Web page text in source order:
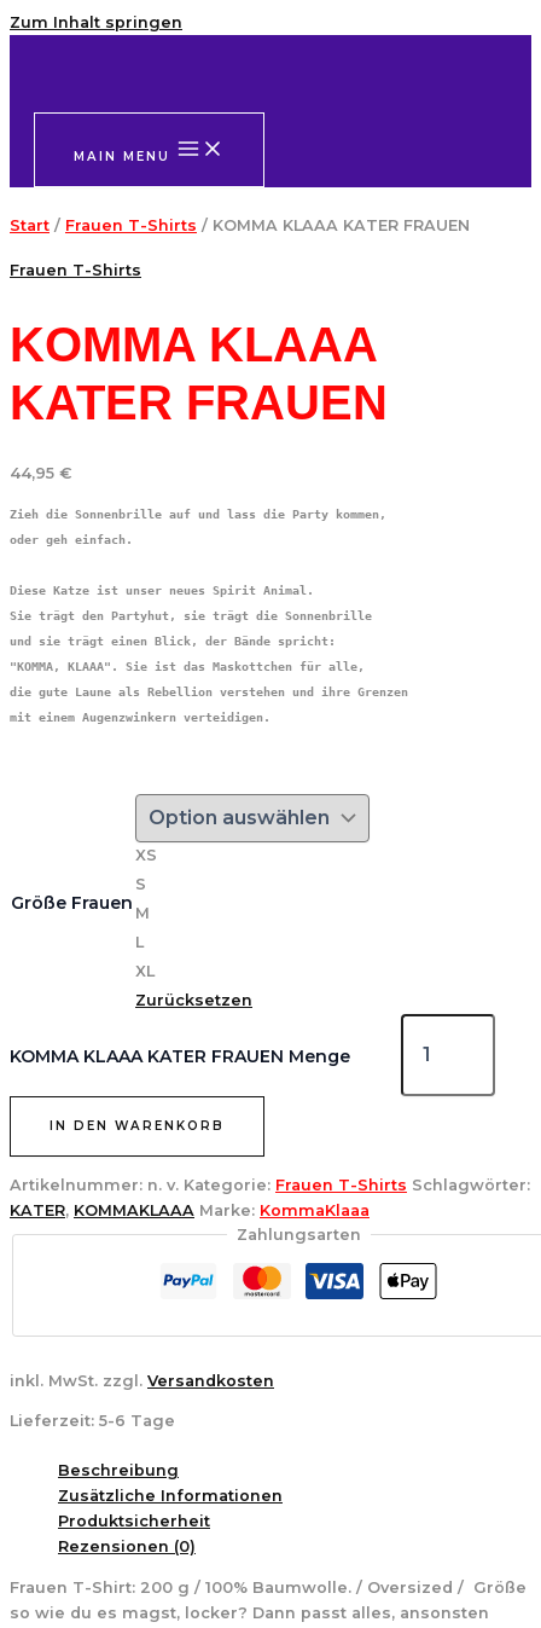
Zum Inhalt springen
MAIN MENU
Start / Frauen T-Shirts / KOMMA KLAAA KATER FRAUEN
Frauen T-Shirts
KOMMA KLAAA
KATER FRAUEN
44,95 €
Zieh die Sonnenbrille auf und lass die Party kommen,
oder geh einfach.
Diese Katze ist unser neues Spirit Animal.
Sie trägt den Partyhut, sie trägt die Sonnenbrille
und sie trägt einen Blick, der Bände spricht:
"KOMMA, KLAAA". Sie ist das Maskottchen für alle,
die gute Laune als Rebellion verstehen und ihre Grenzen
mit einem Augenzwinkern verteidigen.
Größe Frauen
XS
S
M
L
XL
Zurücksetzen
KOMMA KLAAA KATER FRAUEN Menge
IN DEN WARENKORB
Artikelnummer: n. v. Kategorie: Frauen T-Shirts Schlagwörter:
KATER, KOMMAKLAAA Marke: KommaKlaaa
Zahlungsarten
inkl. MwSt. zzgl. Versandkosten
Lieferzeit: 5-6 Tage
Beschreibung
Zusätzliche Informationen
Produktsicherheit
Rezensionen (0)
Frauen T-Shirt: 200 g / 100% Baumwolle. / Oversized / Größe
so wie du es magst, locker? Dann passt alles, ansonsten